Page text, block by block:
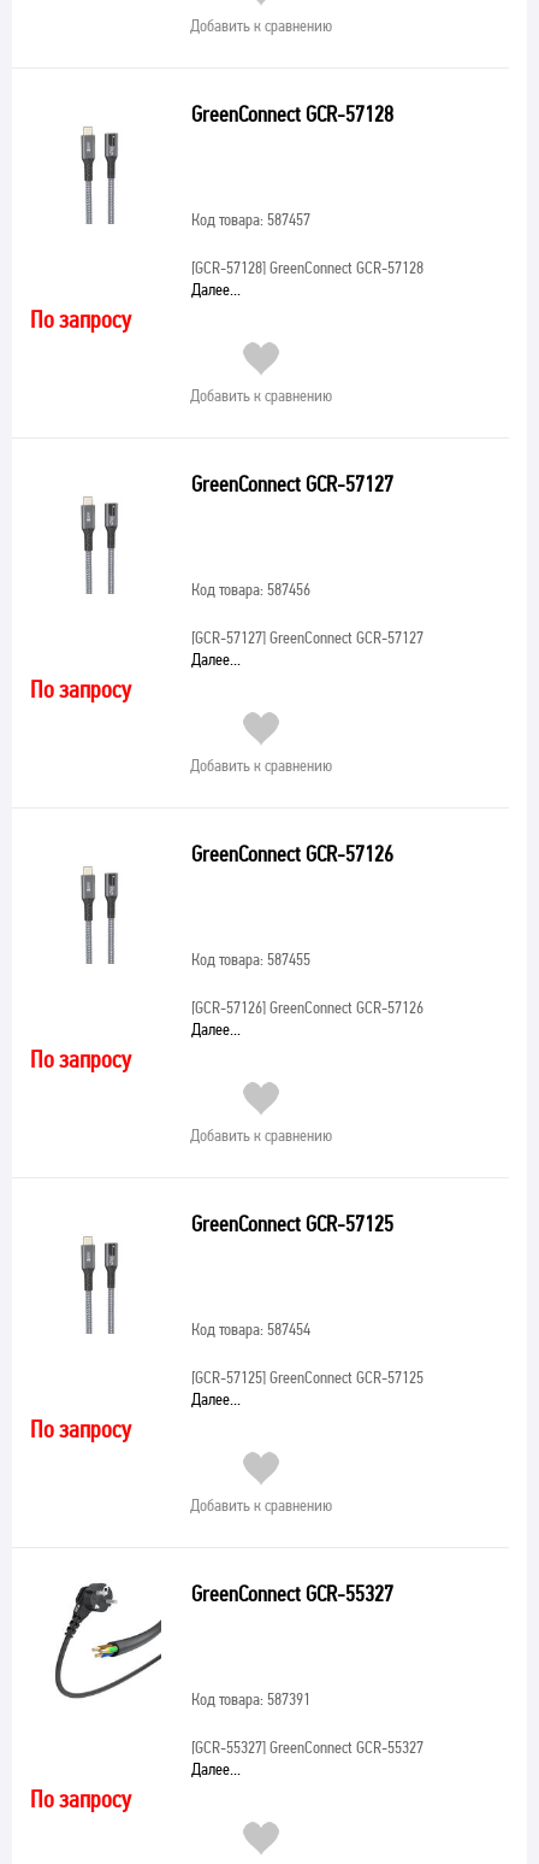
Добавить к сравнению
GreenConnect GCR-57128
Код товара: 587457
[GCR-57128]GreenConnect GCR-57128
Далее...
По запросу
Добавить к сравнению
GreenConnect GCR-57127
Код товара: 587456
[GCR-57127]GreenConnect GCR-57127
Далее...
По запросу
Добавить к сравнению
GreenConnect GCR-57126
Код товара: 587455
[GCR-57126]GreenConnect GCR-57126
Далее...
По запросу
Добавить к сравнению
GreenConnect GCR-57125
Код товара: 587454
[GCR-57125]GreenConnect GCR-57125
Далее...
По запросу
Добавить к сравнению
GreenConnect GCR-55327
Код товара: 587391
[GCR-55327]GreenConnect GCR-55327
Далее...
По запросу